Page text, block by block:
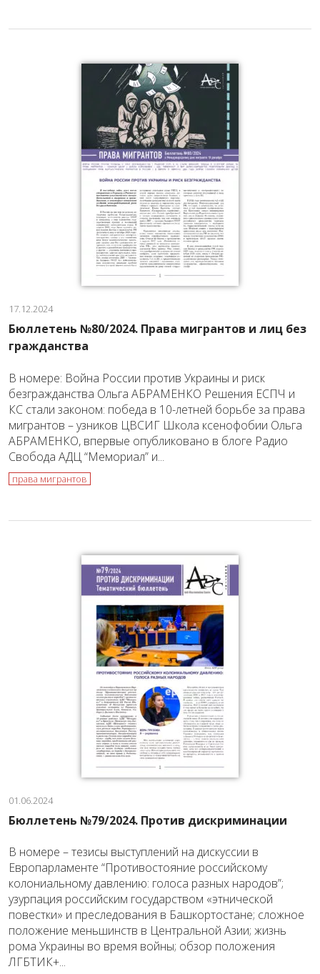
17.12.2024
Бюллетень №80/2024. Права мигрантов и лиц без
гражданства
В номере: Война России против Украины и риск
безгражданства Ольга АБРАМЕНКО Решения ЕСПЧ и
КС стали законом: победа в 10-летней борьбе за права
мигрантов – узников ЦВСИГ Школа ксенофобии Ольга
АБРАМЕНКО, впервые опубликовано в блоге Радио
Свобода АДЦ “Мемориал” и...
права мигрантов
01.06.2024
Бюллетень №79/2024. Против дискриминации
В номере – тезисы выступлений на дискуссии в
Европарламенте “Противостояние российскому
колониальному давлению: голоса разных народов”;
узурпация российским государством «этнической
повестки» и преследования в Башкортостане; сложное
положение меньшинств в Центральной Азии; жизнь
рома Украины во время войны; обзор положения
ЛГБТИК+...